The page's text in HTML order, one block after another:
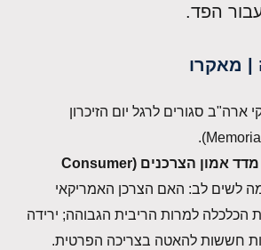
הפד.
| מאקרו
ארה"ב סגורים לרגל יום הזיכרון
📅 יום שלישי — מדד אמון הצרכנים (Consumer
לשים לב: האם הצרכן האמריקאי
הכלכלה למרות הריבית הגבוהה; ירידה
חששות להאטה בצריכה הפרטית.